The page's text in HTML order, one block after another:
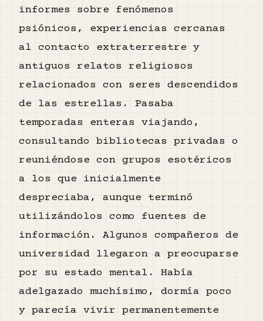
informes sobre fenómenos
psiónicos, experiencias cercanas
al contacto extraterrestre y
antiguos relatos religiosos
relacionados con seres descendidos
de las estrellas. Pasaba
temporadas enteras viajando,
consultando bibliotecas privadas o
reuniéndose con grupos esotéricos
a los que inicialmente
despreciaba, aunque terminó
utilizándolos como fuentes de
información. Algunos compañeros de
universidad llegaron a preocuparse
por su estado mental. Había
adelgazado muchísimo, dormía poco
y parecía vivir permanentemente